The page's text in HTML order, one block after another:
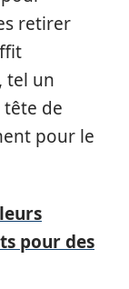
retirer
tel un
tête de
pour le
pour des